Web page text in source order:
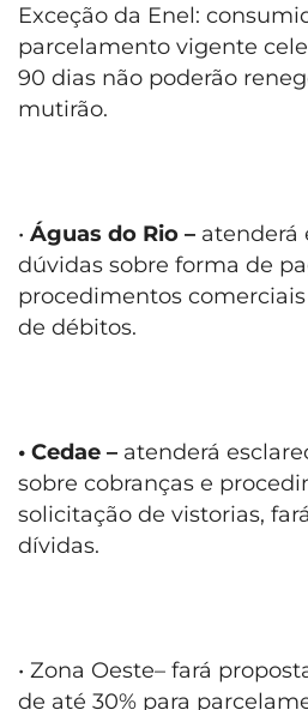
Exceção da Enel:
parcelamento vigente
90 dias não poderão
mutirão.
• Águas do Rio – atenderá
dúvidas sobre forma de
procedimentos
de débitos.
• Cedae – atenderá
sobre cobranças e
solicitação de vistorias,
dívidas.
• Zona Oeste– fará
de até 30% para